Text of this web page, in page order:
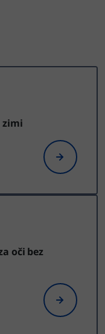
zimi
oči bez